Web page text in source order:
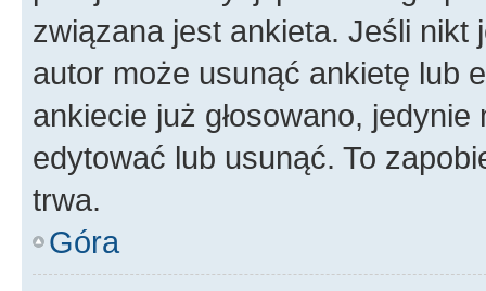
związana jest ankieta. Jeśli nikt
autor może usunąć ankietę lub
ankiecie już głosowano,
edytować lub usunąć. To
trwa.
Góra